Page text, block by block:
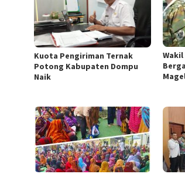
Kuota Pengiriman Ternak
Potong Kabupaten Dompu
Naik